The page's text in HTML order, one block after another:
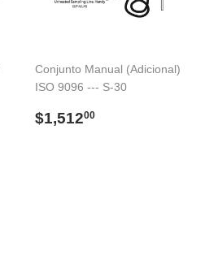
Conjunto Manual (Adicional)
ISO 9096 --- S-30
Precio
$1,51200